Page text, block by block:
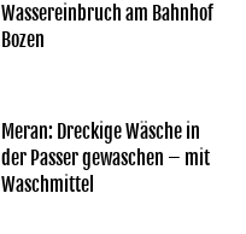
Wassereinbruch am Bahnhof
Bozen
Meran: Dreckige Wäsche in
der Passer gewaschen – mit
Waschmittel